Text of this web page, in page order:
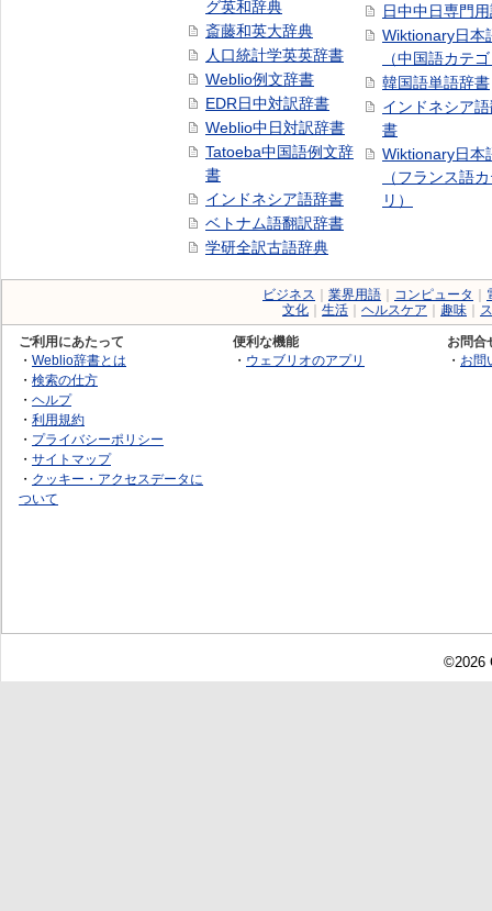
グ英和辞典
斎藤和英大辞典
人口統計学英英辞書
Weblio例文辞書
EDR日中対訳辞書
Weblio中日対訳辞書
Tatoeba中国語例文辞
書
インドネシア語辞書
ベトナム語翻訳辞書
学研全訳古語辞典
日中中日専門
Wiktionary日本
（中国語カテ
韓国語単語辞書
インドネシア
書
Wiktionary日本
（フランス語
リ）
ビジネス 業界用語 コンピュータ
文化
生活 ヘルスケア 趣味
ご利用にあたって
・ Weblio辞書とは
・ 検索の仕方
・ ヘルプ
・ 利用規約
・ プライバシーポリシー
・ サイトマップ
・ クッキー・アクセスデータに
ついて
便利な機能
・ ウェブリオのアプリ
お問合
・ お問
©2026